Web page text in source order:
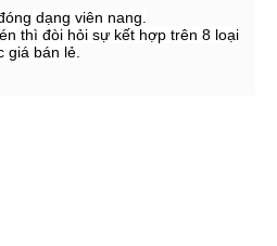
dạng viên nang.
thì đòi hỏi sự kết hợp trên 8 loại
giá bán lẻ.